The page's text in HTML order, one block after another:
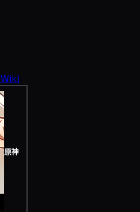
Wiki
原神